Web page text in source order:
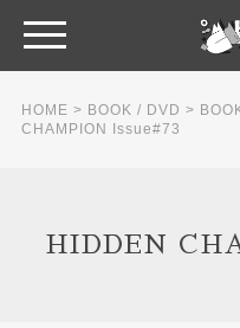
HOME > BOOK / DVD >
CHAMPION Issue#73
HIDDEN